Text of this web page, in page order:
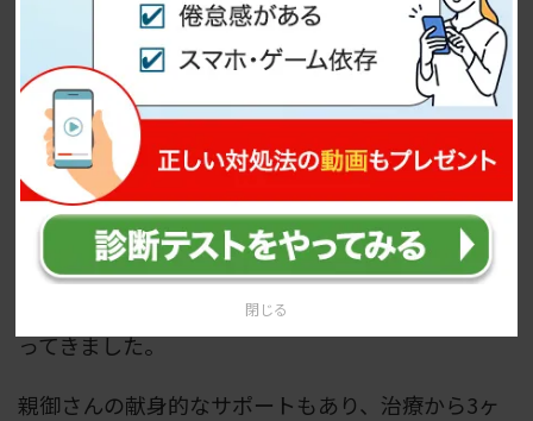
閉じる
思春期かつ起立性調節障害の子供にとって親の過干
渉はストレスになり、かえって逆効果になるため、
親のエゴを押し付けず、意思を尊重できるようにサ
ポートしていきましょう。
以上の非薬物療法を実施しましたが、治療当初はな
かなかいい結果が得られませんでした。しかし、治
療から2ヶ月が経過した頃には徐々に朝起きれるよ
うになり、生活習慣も規則正しく過ごせるようにな
ってきました。
親御さんの献身的なサポートもあり、治療から3ヶ